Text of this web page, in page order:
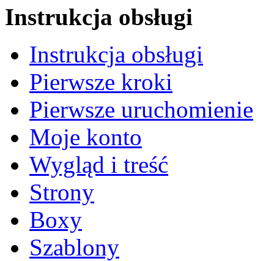
Instrukcja obsługi
Instrukcja obsługi
Pierwsze kroki
Pierwsze uruchomienie
Moje konto
Wygląd i treść
Strony
Boxy
Szablony